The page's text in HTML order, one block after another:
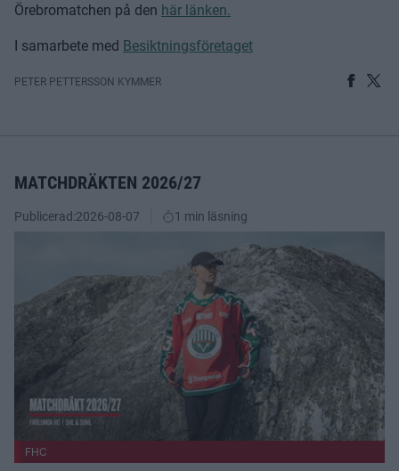
Örebromatchen på den här länken.
I samarbete med Besiktningsföretaget
PETER PETTERSSON KYMMER
MATCHDRÄKTEN 2026/27
Publicerad:2026-08-07 1 min läsning
FHC